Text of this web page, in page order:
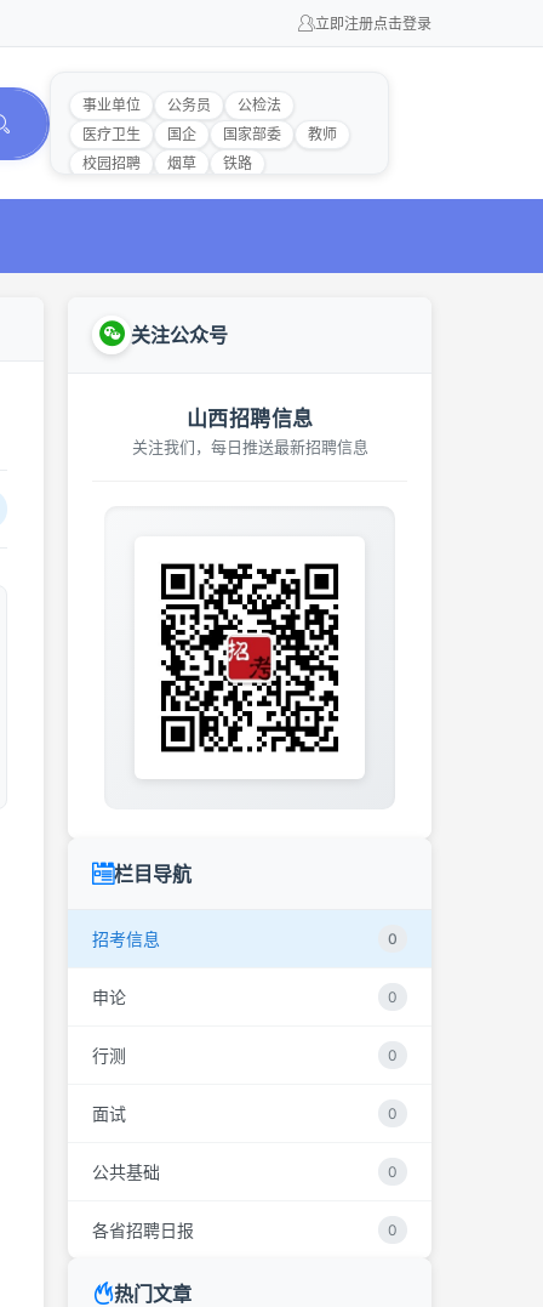
立即注册点击登录
事业单位 公务员
公检法
医疗卫生
国企 国家部委
教师
校园招聘
烟草 铁路
关注公众号
山西招聘信息
关注我们，每日推送最新招聘信息
栏目导航
招考信息 0
申论 0
行测 0
面试 0
公共基础 0
各省招聘日报 0
热门文章